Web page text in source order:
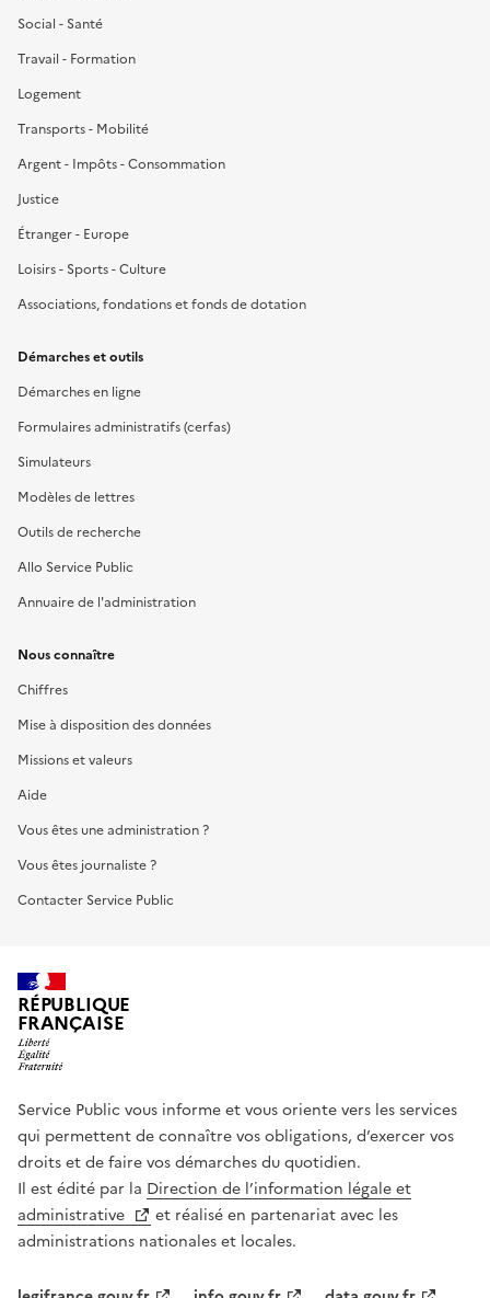
Social - Santé
Travail - Formation
Logement
Transports - Mobilité
Argent - Impôts - Consommation
Justice
Étranger - Europe
Loisirs - Sports - Culture
Associations, fondations et fonds de dotation
Démarches et outils
Démarches en ligne
Formulaires administratifs (cerfas)
Simulateurs
Modèles de lettres
Outils de recherche
Allo Service Public
Annuaire de l'administration
Nous connaître
Chiffres
Mise à disposition des données
Missions et valeurs
Aide
Vous êtes une administration ?
Vous êtes journaliste ?
Contacter Service Public
RÉPUBLIQUE
FRANÇAISE
Service Public vous informe et vous oriente vers les services
qui permettent de connaître vos obligations, d’exercer vos
droits et de faire vos démarches du quotidien.
Il est édité par la Direction de l’information légale et
administrative
et réalisé en partenariat avec les
administrations nationales et locales.